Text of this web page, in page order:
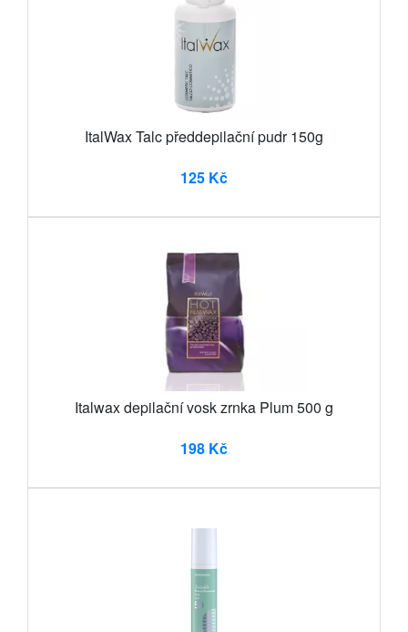
ItalWax Talc předdepilační pudr 150g
125 Kč
Italwax depilační vosk zrnka Plum 500 g
198 Kč